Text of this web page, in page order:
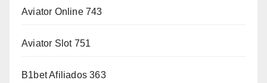
Aviator Online 743
Aviator Slot 751
B1bet Afiliados 363